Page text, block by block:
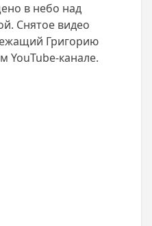
в небо над
Снятое видео
Григорию
YouTube-канале.